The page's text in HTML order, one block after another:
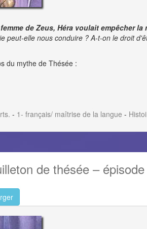
de Zeus, Héra voulait empêcher
peut-elle nous conduire ? A-t-on le droit
du mythe de Thésée :
- 1- français/ maîtrise de la langue -
de thésée –